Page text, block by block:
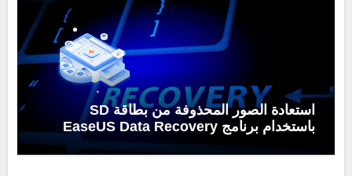
استعادة الصور المحذوفة من بطاقة SD
باستخدام برنامج EaseUS Data Recovery